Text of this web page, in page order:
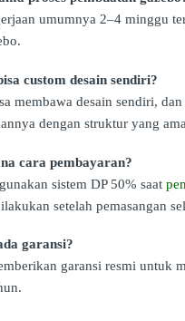
umumnya 2–4 minggu
custom desain sendiri?
membawa desain sendiri,
dengan struktur yang
cara pembayaran?
sistem DP 50% saat
setelah pemasangan
garansi?
garansi resmi untuk